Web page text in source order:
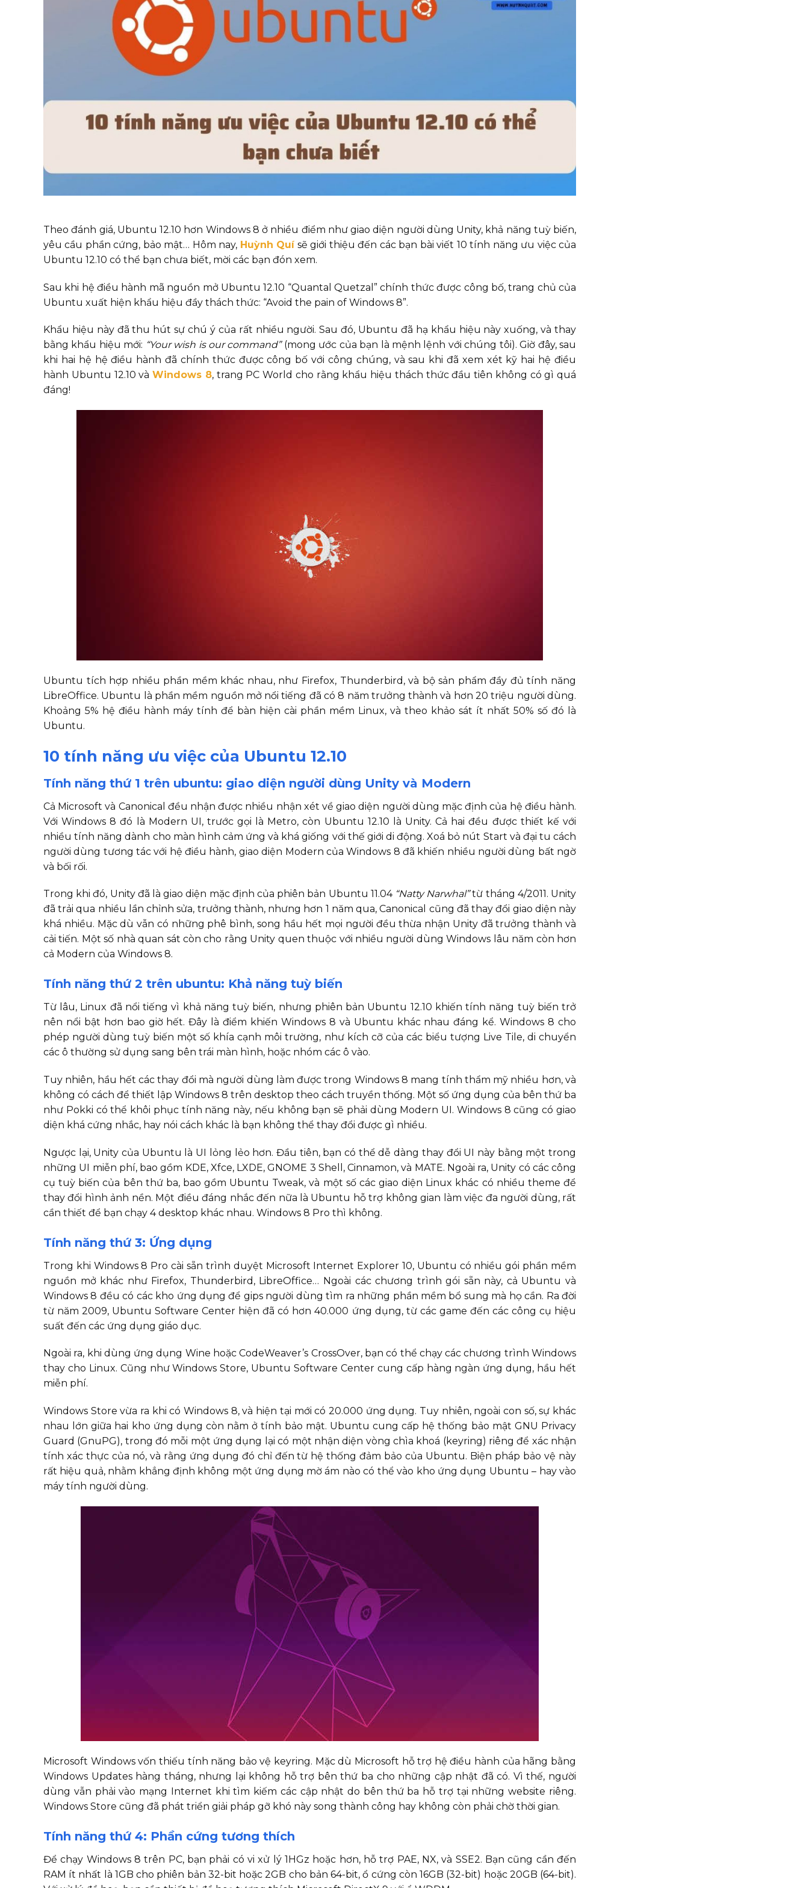
Theo đánh giá, Ubuntu 12.10 hơn Windows 8 ở nhiều điểm như giao diện người dùng Unity, khả năng tuỳ biến,
yêu cầu phần cứng, bảo mật… Hôm nay, Huỳnh Quísẽ giới thiệu đến các bạn bài viết 10 tính năng ưu việc của
Ubuntu 12.10 có thể bạn chưa biết, mời các bạn đón xem.
Sau khi hệ điều hành mã nguồn mở Ubuntu 12.10 “Quantal Quetzal” chính thức được công bố, trang chủ của
Ubuntu xuất hiện khẩu hiệu đầy thách thức: “Avoid the pain of Windows 8”.
Khẩu hiệu này đã thu hút sự chú ý của rất nhiều người. Sau đó, Ubuntu đã hạ khẩu hiệu này xuống, và thay
bằng khẩu hiệu mới: “Your wish is our command” (mong ước của bạn là mệnh lệnh với chúng tôi). Giờ đây, sau
khi hai hệ hệ điều hành đã chính thức được công bố với công chúng, và sau khi đã xem xét kỹ hai hệ điều
hành Ubuntu 12.10 và Windows 8, trang PC World cho rằng khẩu hiệu thách thức đầu tiên không có gì quá
đáng!
Ubuntu tích hợp nhiều phần mềm khác nhau, như Firefox, Thunderbird, và bộ sản phẩm đầy đủ tính năng
LibreOffice. Ubuntu là phần mềm nguồn mở nổi tiếng đã có 8 năm trưởng thành và hơn 20 triệu người dùng.
Khoảng 5% hệ điều hành máy tính để bàn hiện cài phần mềm Linux, và theo khảo sát ít nhất 50% số đó là
Ubuntu.
10 tính năng ưu việc của Ubuntu 12.10
Tính năng thứ 1 trên ubuntu: giao diện người dùng Unity và Modern
Cả Microsoft và Canonical đều nhận được nhiều nhận xét về giao diện người dùng mặc định của hệ điều hành.
Với Windows 8 đó là Modern UI, trước gọi là Metro, còn Ubuntu 12.10 là Unity. Cả hai đều được thiết kế với
nhiều tính năng dành cho màn hình cảm ứng và khá giống với thế giới di động. Xoá bỏ nút Start và đại tu cách
người dùng tương tác với hệ điều hành, giao diện Modern của Windows 8 đã khiến nhiều người dùng bất ngờ
và bối rối.
Trong khi đó, Unity đã là giao diện mặc định của phiên bản Ubuntu 11.04 “Natty Narwhal”từ tháng 4/2011. Unity
đã trải qua nhiều lần chỉnh sửa, trưởng thành, nhưng hơn 1 năm qua, Canonical cũng đã thay đổi giao diện này
khá nhiều. Mặc dù vẫn có những phê bình, song hầu hết mọi người đều thừa nhận Unity đã trưởng thành và
cải tiến. Một số nhà quan sát còn cho rằng Unity quen thuộc với nhiều người dùng Windows lâu năm còn hơn
cả Modern của Windows 8.
Tính năng thứ 2 trên ubuntu: Khả năng tuỳ biến
Từ lâu, Linux đã nổi tiếng vì khả năng tuỳ biến, nhưng phiên bản Ubuntu 12.10 khiến tính năng tuỳ biến trở
nên nổi bật hơn bao giờ hết. Đây là điểm khiến Windows 8 và Ubuntu khác nhau đáng kể. Windows 8 cho
phép người dùng tuỳ biến một số khía cạnh môi trường, như kích cỡ của các biểu tượng Live Tile, di chuyển
các ô thường sử dụng sang bên trái màn hình, hoặc nhóm các ô vào.
Tuy nhiên, hầu hết các thay đổi mà người dùng làm được trong Windows 8 mang tính thẩm mỹ nhiều hơn, và
không có cách để thiết lập Windows 8 trên desktop theo cách truyền thống. Một số ứng dụng của bên thứ ba
như Pokki có thể khôi phục tính năng này, nếu không bạn sẽ phải dùng Modern UI. Windows 8 cũng có giao
diện khá cứng nhắc, hay nói cách khác là bạn không thể thay đổi được gì nhiều.
Ngược lại, Unity của Ubuntu là UI lỏng lẻo hơn. Đầu tiên, bạn có thể dễ dàng thay đổi UI này bằng một trong
những UI miễn phí, bao gồm KDE, Xfce, LXDE, GNOME 3 Shell, Cinnamon, và MATE. Ngoài ra, Unity có các công
cụ tuỳ biến của bên thứ ba, bao gồm Ubuntu Tweak, và một số các giao diện Linux khác có nhiều theme để
thay đổi hình ảnh nền. Một điều đáng nhắc đến nữa là Ubuntu hỗ trợ không gian làm việc đa người dùng, rất
cần thiết để bạn chạy 4 desktop khác nhau. Windows 8 Pro thì không.
Tính năng thứ 3: Ứng dụng
Trong khi Windows 8 Pro cài sẵn trình duyệt Microsoft Internet Explorer 10, Ubuntu có nhiều gói phần mềm
nguồn mở khác như Firefox, Thunderbird, LibreOffice… Ngoài các chương trình gói sẵn này, cả Ubuntu và
Windows 8 đều có các kho ứng dụng để gips người dùng tìm ra những phần mềm bổ sung mà họ cần. Ra đời
từ năm 2009, Ubuntu Software Center hiện đã có hơn 40.000 ứng dụng, từ các game đến các công cụ hiệu
suất đến các ứng dụng giáo dục.
Ngoài ra, khi dùng ứng dụng Wine hoặc CodeWeaver’s CrossOver, bạn có thể chạy các chương trình Windows
thay cho Linux. Cũng như Windows Store, Ubuntu Software Center cung cấp hàng ngàn ứng dụng, hầu hết
miễn phí.
Windows Store vừa ra khi có Windows 8, và hiện tại mới có 20.000 ứng dụng. Tuy nhiên, ngoài con số, sự khác
nhau lớn giữa hai kho ứng dụng còn nằm ở tính bảo mật. Ubuntu cung cấp hệ thống bảo mật GNU Privacy
Guard (GnuPG), trong đó mỗi một ứng dụng lại có một nhận diện vòng chìa khoá (keyring) riêng để xác nhận
tính xác thực của nó, và rằng ứng dụng đó chỉ đến từ hệ thống đảm bảo của Ubuntu. Biện pháp bảo vệ này
rất hiệu quả, nhằm khẳng định không một ứng dụng mờ ám nào có thể vào kho ứng dụng Ubuntu – hay vào
máy tính người dùng.
Microsoft Windows vốn thiếu tính năng bảo vệ keyring. Mặc dù Microsoft hỗ trợ hệ điều hành của hãng bằng
Windows Updates hàng tháng, nhưng lại không hỗ trợ bên thứ ba cho những cập nhật đã có. Vì thế, người
dùng vẫn phải vào mạng Internet khi tìm kiếm các cập nhật do bên thứ ba hỗ trợ tại những website riêng.
Windows Store cũng đã phát triển giải pháp gỡ khó này song thành công hay không còn phải chờ thời gian.
Tính năng thứ 4: Phần cứng tương thích
Để chạy Windows 8 trên PC, bạn phải có vi xử lý 1HGz hoặc hơn, hỗ trợ PAE, NX, và SSE2. Bạn cũng cần đến
RAM ít nhất là 1GB cho phiên bản 32-bit hoặc 2GB cho bản 64-bit, ổ cứng còn 16GB (32-bit) hoặc 20GB (64-bit).